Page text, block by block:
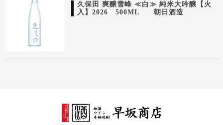
久保田 爽醸雪峰 ≪白≫ 純米大吟醸【火
入】2026 500ML 朝日酒造